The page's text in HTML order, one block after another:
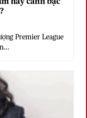
Premier League